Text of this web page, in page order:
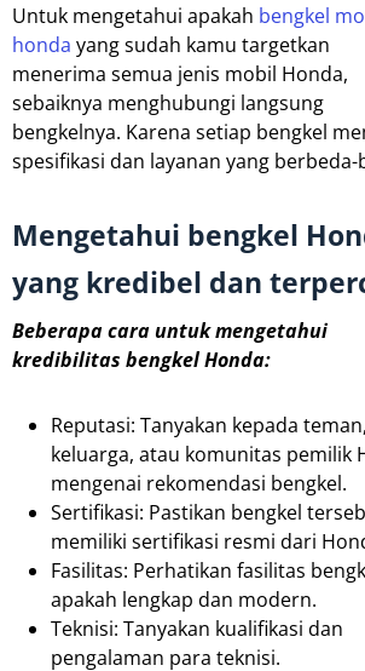
Untuk mengetahui apakah bengkel
honda yang sudah kamu targetkan
menerima semua jenis mobil Honda,
sebaiknya menghubungi langsung
bengkelnya. Karena setiap bengkel
spesifikasi dan layanan yang berbeda-
Mengetahui bengkel
yang kredibel dan
Beberapa cara untuk mengetahui
kredibilitas bengkel Honda:
Reputasi: Tanyakan kepada teman,
keluarga, atau komunitas pemilik
mengenai rekomendasi bengkel.
Sertifikasi: Pastikan bengkel
memiliki sertifikasi resmi dari
Fasilitas: Perhatikan fasilitas
apakah lengkap dan modern.
Teknisi: Tanyakan kualifikasi dan
pengalaman para teknisi.